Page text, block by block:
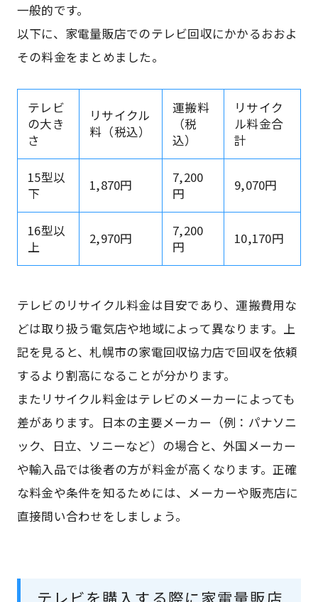
一般的です。
以下に、家電量販店でのテレビ回収にかかるおおよ
その料金をまとめました。
テレビ
の大き
さ
リサイクル
料（税込）
運搬料
（税
込）
リサイク
ル料金合
計
15型以
下
1,870円
7,200
円
9,070円
16型以
上
2,970円
7,200
円
10,170円
テレビのリサイクル料金は目安であり、運搬費用な
どは取り扱う電気店や地域によって異なります。上
記を見ると、札幌市の家電回収協力店で回収を依頼
するより割高になることが分かります。
またリサイクル料金はテレビのメーカーによっても
差があります。日本の主要メーカー（例：パナソニ
ック、日立、ソニーなど）の場合と、外国メーカー
や輸入品では後者の方が料金が高くなります。正確
な料金や条件を知るためには、メーカーや販売店に
直接問い合わせをしましょう。
テレビを購入する際に家電量販店